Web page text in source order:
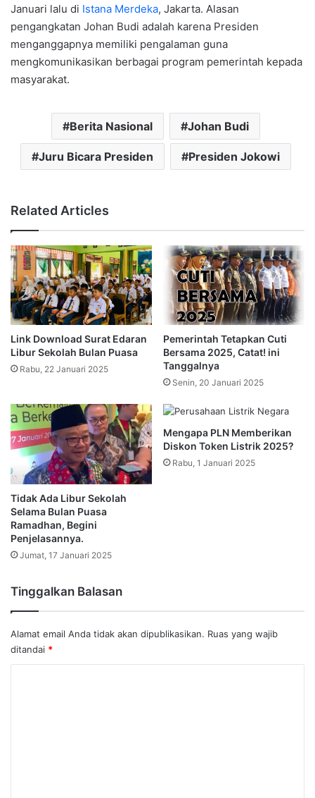
Januari lalu di Istana Merdeka, Jakarta. Alasan
pengangkatan Johan Budi adalah karena Presiden
menganggapnya memiliki pengalaman guna
mengkomunikasikan berbagai program pemerintah kepada
masyarakat.
Berita Nasional Johan Budi
Juru Bicara Presiden Presiden Jokowi
Related Articles
Link Download Surat Edaran
Libur Sekolah Bulan Puasa
Rabu, 22 Januari 2025
Pemerintah Tetapkan Cuti
Bersama 2025, Catat! ini
Tanggalnya
Senin, 20 Januari 2025
Tidak Ada Libur Sekolah
Selama Bulan Puasa
Ramadhan, Begini
Penjelasannya.
Jumat, 17 Januari 2025
Mengapa PLN Memberikan
Diskon Token Listrik 2025?
Rabu, 1 Januari 2025
Tinggalkan Balasan
Alamat email Anda tidak akan dipublikasikan. Ruas yang wajib
ditandai *